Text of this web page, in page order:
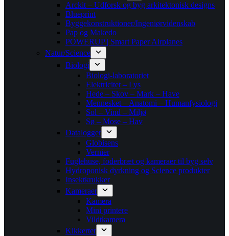
Arckit – Udforsk og byg arkitektonisk designs
Blueprint
Byggekonstruktioner/Ingeniørvidenskab
Pap og Makedo
POWERUP | Smart Paper Airplanes
Natur/Science
Biologi
Biologi-laboratoriet
Elektricitet – Lys
Hede – Skov – Mark – Have
Mennesket – Anatomi – Humanfysiologi
Sol – Vind – Miljø
Sø – Mose – Hav
Datalogger
Globisens
Vernier
Fuglehuse, foderbræt og kameraer til byg selv
Hydroponisk dyrkning og Science produkter
Insektkrukker
Kameraer
Kamera
Mini printere
Vildtkamera
Kikkerter